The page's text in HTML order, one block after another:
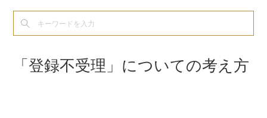
「登録不受理」についての考え方